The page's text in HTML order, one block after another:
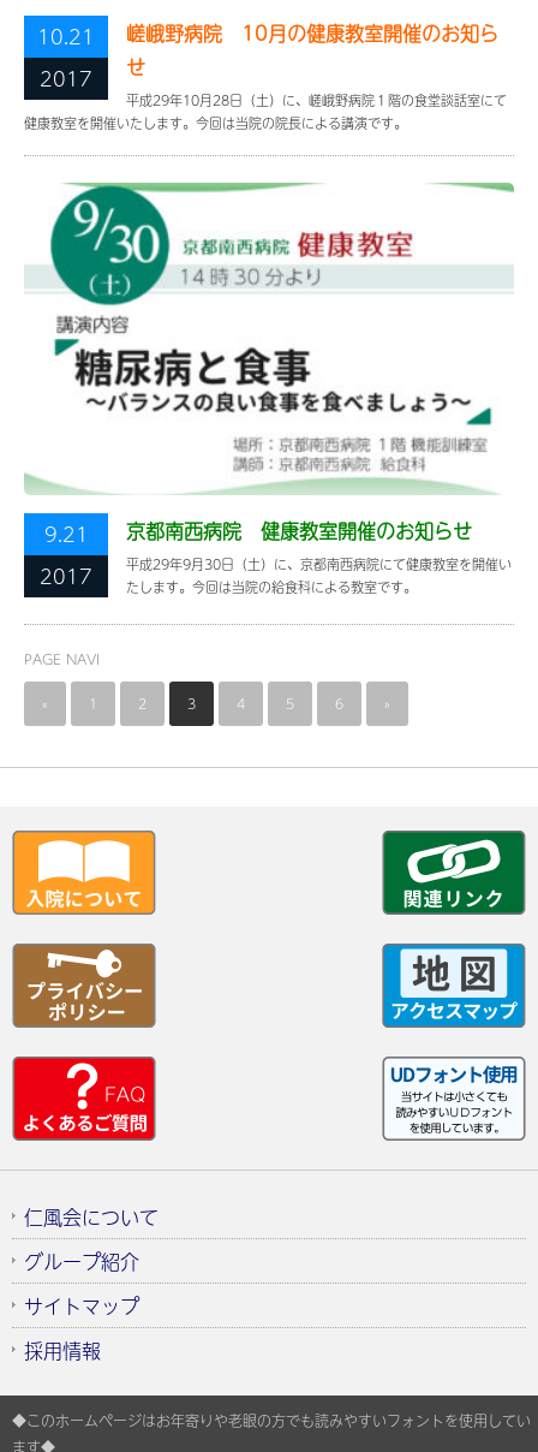
10.21
2017
嵯峨野病院 10月の健康教室開催のお知ら
せ
平成29年10月28日（土）に、嵯峨野病院１階の食堂談話室にて
健康教室を開催いたします。今回は当院の院長による講演です。
9.21
2017
京都南西病院 健康教室開催のお知らせ
平成29年9月30日（土）に、京都南西病院にて健康教室を開催い
たします。今回は当院の給食科による教室です。
PAGE NAVI
« 1 2 3 4 5 6 »
仁風会について
グループ紹介
サイトマップ
採用情報
◆このホームページはお年寄りや老眼の方でも読みやすいフォントを使用してい
ます◆